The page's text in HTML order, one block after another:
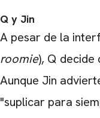
Q y Jin
A pesar de la
roomie), Q decide
Aunque Jin
"suplicar para